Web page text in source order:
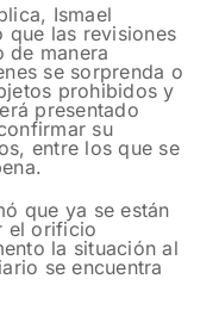
Ismael
que las revisiones
de manera
se sorprenda o
prohibidos y
presentado
su
entre los que se
que ya se están
el orificio
la situación al
se encuentra